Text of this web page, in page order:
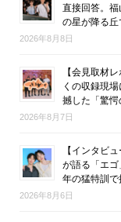
直接回答。
の星が降る
2026年8月8日
【会見取材
くの収録現
撼した「驚
2026年8月7日
【インタビ
が語る「エ
年の猛特訓で
2026年8月6日